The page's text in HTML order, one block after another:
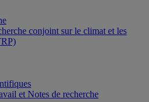
conjoint sur le climat et les
et Notes de recherche